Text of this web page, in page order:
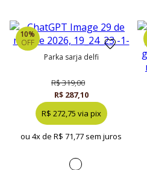
10%
OFF
parka sarja delfi
R$ 319,00
R$ 287,10
R$ 272,75 via pix
ou 4x de R$ 71,77 sem juros